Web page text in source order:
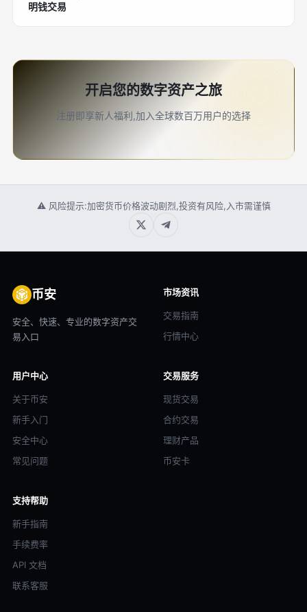
明钱交易
开启您的数字资产之旅
注册即享新人福利,加入全球数百万用户的选择
⚠ 风险提示:加密货币价格波动剧烈,投资有风险,入市需谨慎
币安
安全、快速、专业的数字资产交
易入口
市场资讯
交易指南
行情中心
用户中心
关于币安
新手入门
安全中心
常见问题
交易服务
现货交易
合约交易
理财产品
币安卡
支持帮助
新手指南
手续费率
API 文档
联系客服